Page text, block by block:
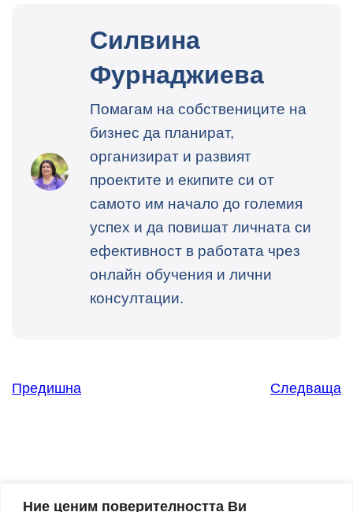
Ние ценим поверителността Ви
Силвина
Фурнаджиева
Помагам на собствениците на
бизнес да планират,
организират и развият
проектите и екипите си от
самото им начало до големия
успех и да повишат личната си
ефективност в работата чрез
онлайн обучения и лични
консултации.
Предишна Следваща